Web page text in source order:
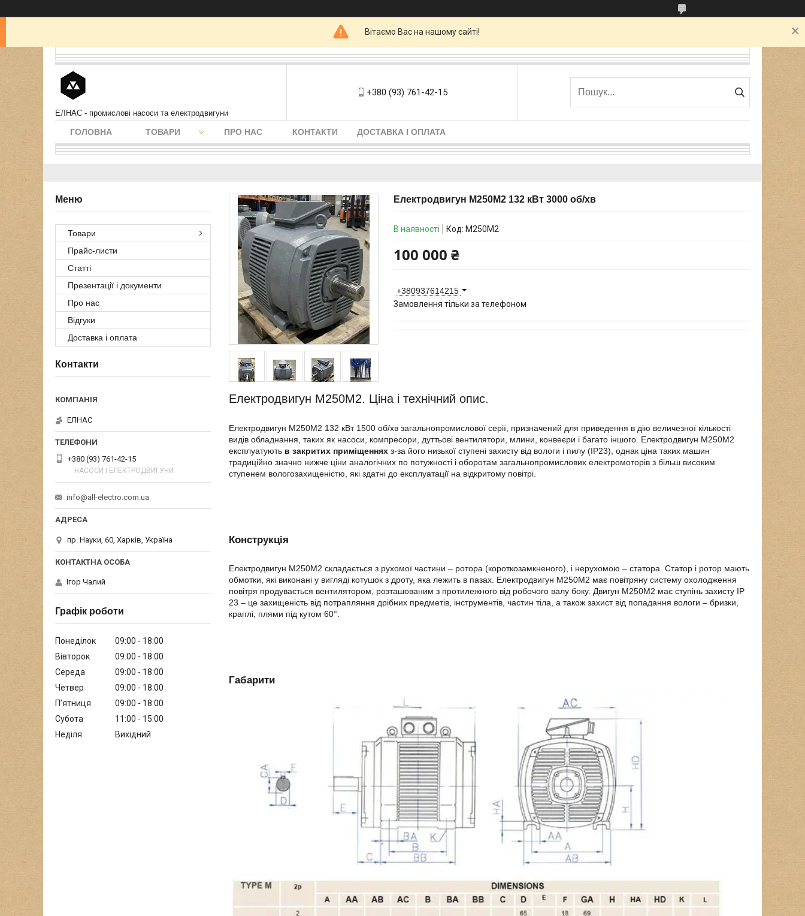
Вітаємо Вас на нашому сайті!
ЕЛНАС - промислові насоси та електродвигуни
+380 (93) 761-42-15
ГОЛОВНА ТОВАРИ ПРО НАС КОНТАКТИ ДОСТАВКА І ОПЛАТА
Електродвигун М250М2 132 кВт 3000 об/хв
В наявності Код: М250М2
100 000 ₴
+380937614215
Замовлення тільки за телефоном
Електродвигун М250М2. Ціна і технічний опис.
Електродвигун М250М2 132 кВт 1500 об/хв загальнопромислової серії, призначений для приведення в дію величезної кількості
видів обладнання, таких як насоси, компресори, дуттьові вентилятори, млини, конвеєри і багато іншого. Електродвигун М250М2
експлуатують в закритих приміщеннях з-за його низької ступені захисту від вологи і пилу (IP23), однак ціна таких машин
традиційно значно нижче ціни аналогічних по потужності і оборотам загальнопромислових електромоторів з більш високим
ступенем вологозахищеністю, які здатні до експлуатації на відкритому повітрі.
Конструкція
Електродвигун М250М2 складається з рухомої частини – ротора (короткозамкненого), і нерухомою – статора. Статор і ротор мають
обмотки, які виконані у вигляді котушок з дроту, яка лежить в пазах. Електродвигун М250М2 має повітряну систему охолодження
повітря продувається вентилятором, розташованим з протилежного від робочого валу боку. Двигун М250М2 має ступінь захисту IP
23 – це захищеність від потрапляння дрібних предметів, інструментів, частин тіла, а також захист від попадання вологи – бризки,
краплі, плями під кутом 60°.
Габарити
Товари
Прайс-листи
Статті
Презентації і документи
Про нас
Відгуки
Доставка і оплата
Контакти
ЕЛНАС
+380 (93) 761-42-15
НАСОСИ І ЕЛЕКТРОДВИГУНИ
info@all-electro.com.ua
пр. Науки, 60, Харків, Україна
Ігор Чалий
Графік роботи
Понеділок 09:00
18:00
Вівторок
09:00
18:00
Середа
09:00
18:00
Четвер
09:00
18:00
Пʼятниця
09:00
18:00
Субота
11:00
15:00
Неділя
Вихідний